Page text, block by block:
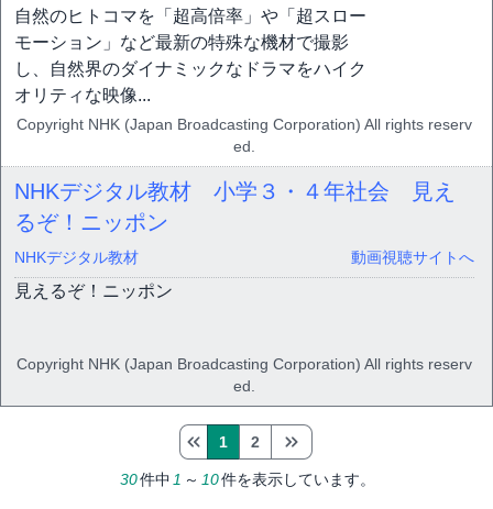
自然のヒトコマを「超高倍率」や「超スロー
モーション」など最新の特殊な機材で撮影
し、自然界のダイナミックなドラマをハイク
オリティな映像...
Copyright NHK (Japan Broadcasting Corporation) All rights reserv
ed.
NHKデジタル教材 小学３・４年社会 見え
るぞ！ニッポン
NHKデジタル教材 動画視聴サイトへ
見えるぞ！ニッポン
Copyright NHK (Japan Broadcasting Corporation) All rights reserv
ed.
30件中 1 ～ 10件を表示しています。
1 2